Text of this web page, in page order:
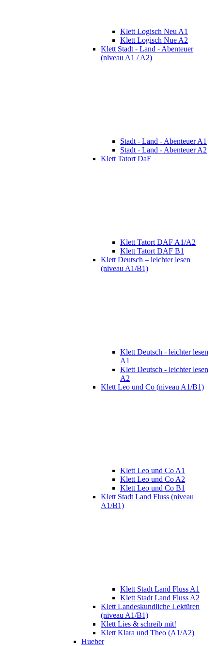
Klett Logisch Neu A1
Klett Logisch Nue A2
Klett Stadt - Land - Abenteuer
(niveau A1 / A2)
Stadt - Land - Abenteuer A1
Stadt - Land - Abenteuer A2
Klett Tatort DaF
Klett Tatort DAF A1/A2
Klett Tatort DAF B1
Klett Deutsch – leichter lesen
(niveau A1/B1)
Klett Deutsch - leichter lesen
A1
Klett Deutsch - leichter lesen
A2
Klett Leo und Co (niveau A1/B1)
Klett Leo und Co A1
Klett Leo und Co A2
Klett Leo und Co B1
Klett Stadt Land Fluss (niveau
A1/B1)
Klett Stadt Land Fluss A1
Klett Stadt Land Fluss A2
Klett Landeskundliche Lektüren
(niveau A1/B1)
Klett Lies & schreib mit!
Klett Klara und Theo (A1/A2)
Hueber